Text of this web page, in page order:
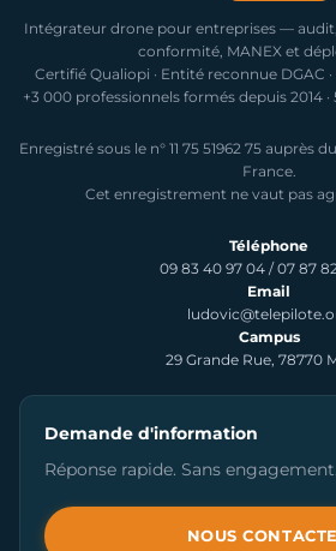
Intégrateur drone pour entreprises —
conformité, MANEX et
Certifié Qualiopi · Entité reconnue DGAC
+3 000 professionnels formés depuis 2014
Enregistré sous le n° 11 75 51962 75 auprès
France.
Cet enregistrement ne vaut pas
Téléphone
09 83 40 97 04 /07 87
Email
Campus
29 Grande Rue, 78770
Demande d'information
Réponse rapide. Sans engagement.
NOUS